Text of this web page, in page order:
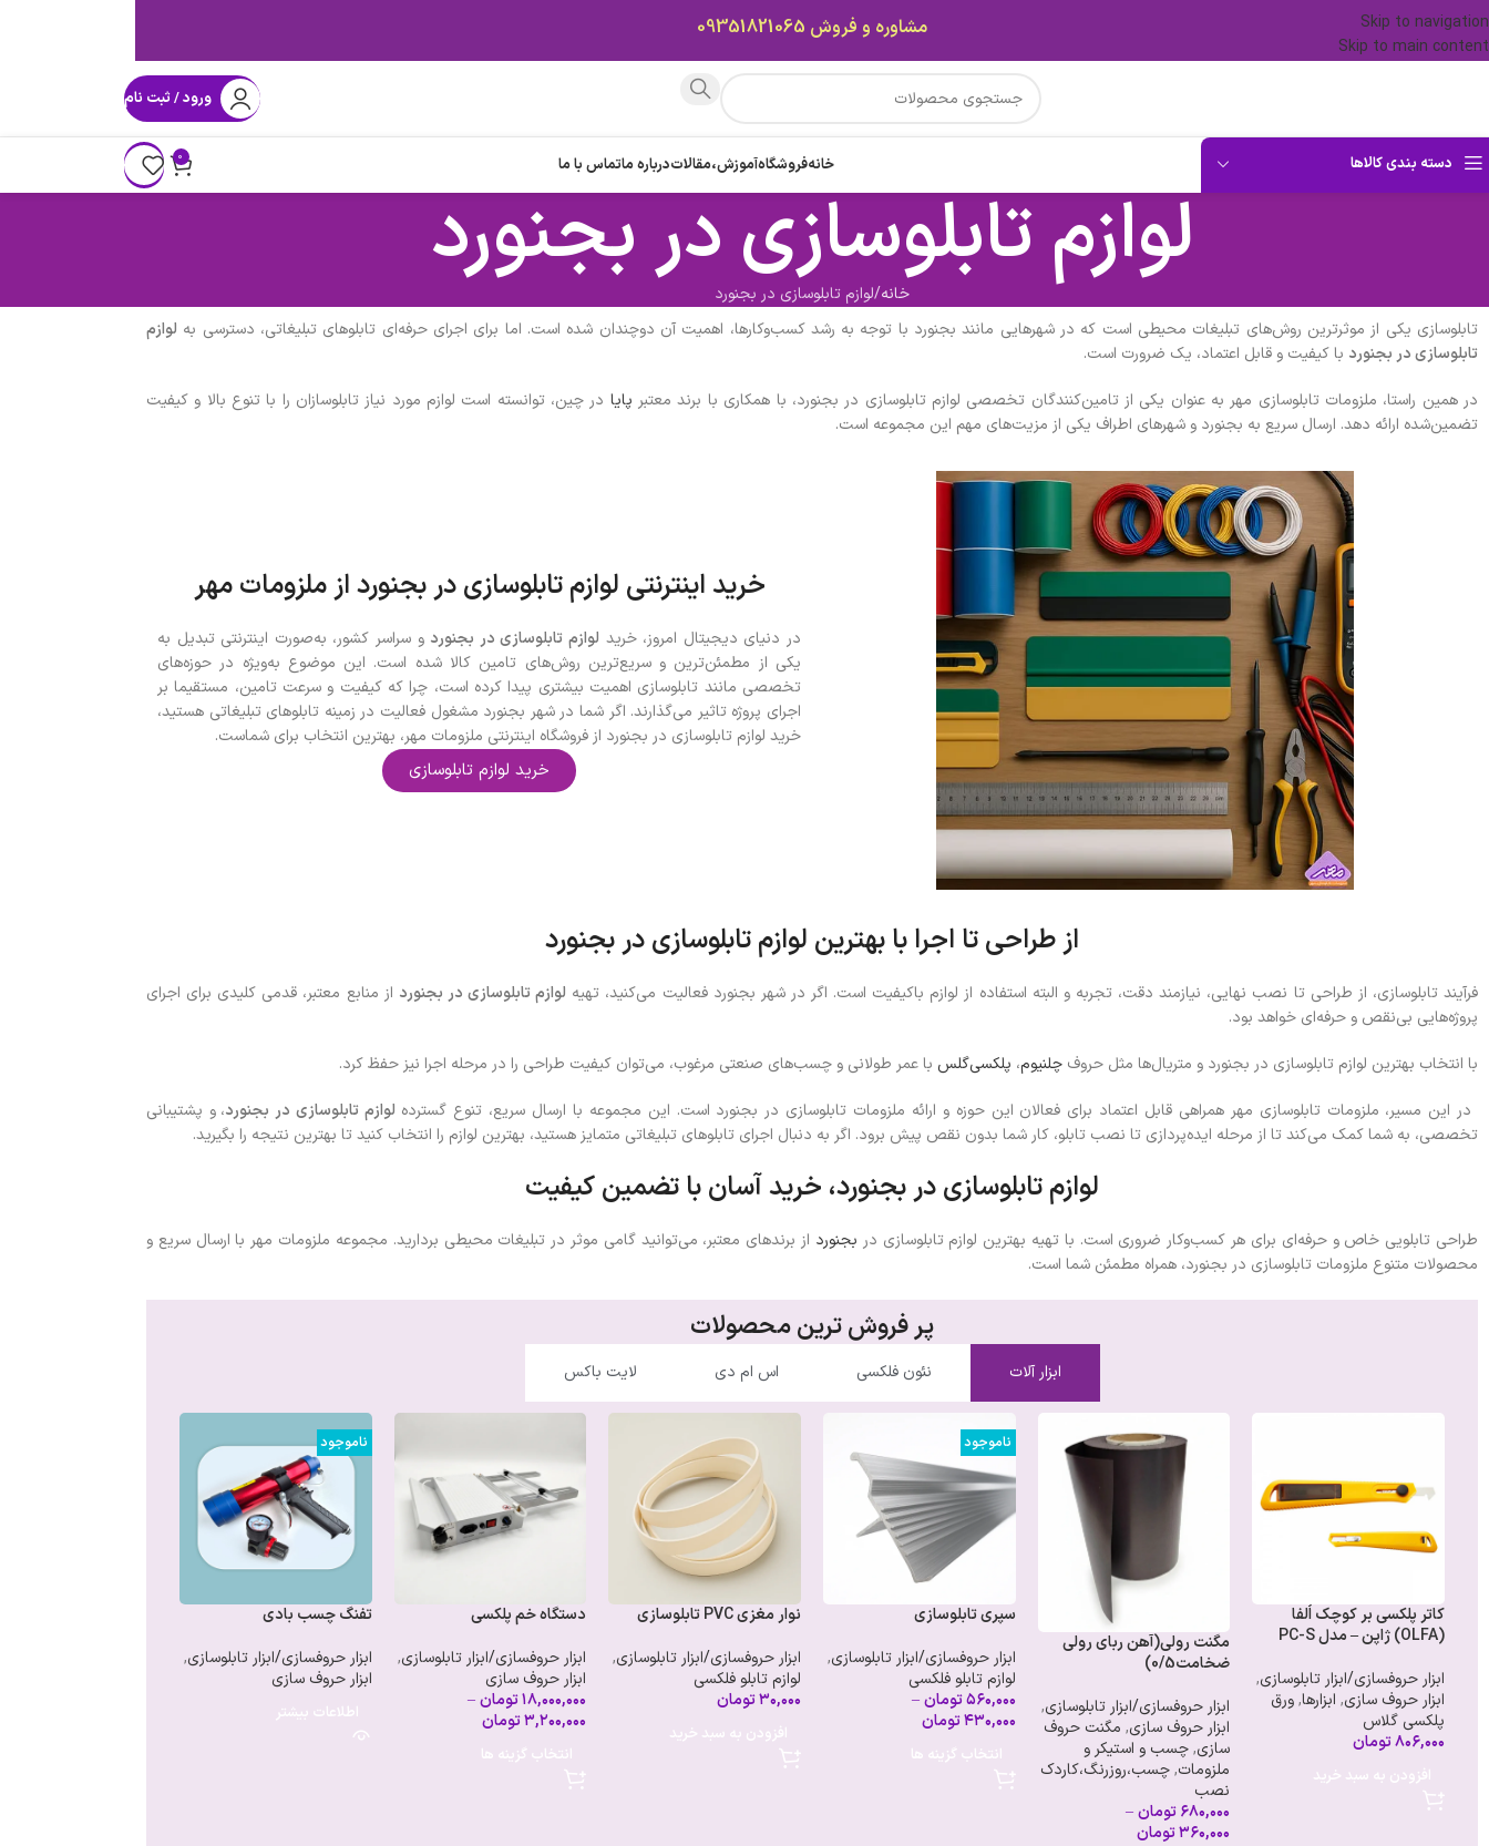
Skip to navigation
Skip to main content
ورود / ثبت نام
دسته بندی کالاها خانهفروشگاهآموزش،مقالاتدرباره ماتماس با ما 0
لوازم تابلوسازی در بجنورد
خانه لوازم تابلوسازی در بجنورد
تابلوسازی یکی از موثرترین روش‌های تبلیغات محیطی است که در شهرهایی مانند بجنورد با توجه به رشد کسب‌وکارها، اهمیت آن دوچندان شده است. اما برای اجرای حرفه‌ای تابلوهای تبلیغاتی، دسترسی به لوازم
تابلوسازی در بجنورد با کیفیت و قابل اعتماد، یک ضرورت است.
در همین راستا، ملزومات تابلوسازی مهر به عنوان یکی از تامین‌کنندگان تخصصی لوازم تابلوسازی در بجنورد، با همکاری با برند معتبر پایا در چین، توانسته است لوازم مورد نیاز تابلوسازان را با تنوع بالا و کیفیت
تضمین‌شده ارائه دهد. ارسال سریع به بجنورد و شهرهای اطراف یکی از مزیت‌های مهم این مجموعه است.
خرید اینترنتی لوازم تابلوسازی در بجنورد از ملزومات مهر
در دنیای دیجیتال امروز، خرید لوازم تابلوسازی در بجنورد و سراسر کشور، به‌صورت اینترنتی تبدیل به
یکی از مطمئن‌ترین و سریع‌ترین روش‌های تامین کالا شده است. این موضوع به‌ویژه در حوزه‌های
تخصصی مانند تابلوسازی اهمیت بیشتری پیدا کرده است، چرا که کیفیت و سرعت تامین، مستقیما بر
اجرای پروژه تاثیر می‌گذارند. اگر شما در شهر بجنورد مشغول فعالیت در زمینه تابلوهای تبلیغاتی هستید،
خرید لوازم تابلوسازی در بجنورد از فروشگاه اینترنتی ملزومات مهر، بهترین انتخاب برای شماست.
خرید لوازم تابلوسازی
از طراحی تا اجرا با بهترین لوازم تابلوسازی در بجنورد
فرآیند تابلوسازی، از طراحی تا نصب نهایی، نیازمند دقت، تجربه و البته استفاده از لوازم باکیفیت است. اگر در شهر بجنورد فعالیت می‌کنید، تهیه لوازم تابلوسازی در بجنورد از منابع معتبر، قدمی کلیدی برای اجرای
پروژه‌هایی بی‌نقص و حرفه‌ای خواهد بود.
با انتخاب بهترین لوازم تابلوسازی در بجنورد و متریال‌ها مثل حروف چلنیوم، پلکسی‌گلس با عمر طولانی و چسب‌های صنعتی مرغوب، می‌توان کیفیت طراحی را در مرحله اجرا نیز حفظ کرد.
در این مسیر، ملزومات تابلوسازی مهر همراهی قابل اعتماد برای فعالان این حوزه و ارائه ملزومات تابلوسازی در بجنورد است. این مجموعه با ارسال سریع، تنوع گسترده لوازم تابلوسازی در بجنورد، و پشتیبانی
تخصصی، به شما کمک می‌کند تا از مرحله ایده‌پردازی تا نصب تابلو، کار شما بدون نقص پیش برود. اگر به دنبال اجرای تابلوهای تبلیغاتی متمایز هستید، بهترین لوازم را انتخاب کنید تا بهترین نتیجه را بگیرید.
لوازم تابلوسازی در بجنورد، خرید آسان با تضمین کیفیت
طراحی تابلویی خاص و حرفه‌ای برای هر کسب‌وکار ضروری است. با تهیه بهترین لوازم تابلوسازی در بجنورد از برندهای معتبر، می‌توانید گامی موثر در تبلیغات محیطی بردارید. مجموعه ملزومات مهر با ارسال سریع و
محصولات متنوع ملزومات تابلوسازی در بجنورد، همراه مطمئن شما است.
پر فروش ترین محصولات
ابزار آلات نئون فلکسی اس ام دی لایت باکس
کاتر پلکسی بر کوچک اُلفا
(OLFA) ژاپن – مدل PC-S
ابزار حروفسازی/ابزار تابلوسازی,
ابزار حروف سازی, ابزارها,ورق
پلکسی گلاس
۸۰۶,۰۰۰تومان
افزودن به سبد خرید
مگنت رولی(آهن ربای رولی
ضخامت0/5)
ابزار حروفسازی/ابزار تابلوسازی,
ابزار حروف سازی, مگنت حروف
سازی,چسب و استیکر و
ملزومات,چسب،روزرنگ،کاردک
نصب
۶۸۰,۰۰۰تومان –
۳۶۰,۰۰۰تومان
ناموجود
سپری تابلوسازی
ابزار حروفسازی/ابزار تابلوسازی,
لوازم تابلو فلکسی
۵۶۰,۰۰۰تومان –
۴۳۰,۰۰۰تومان
انتخاب گزینه ها
نوار مغزی PVC تابلوسازی
ابزار حروفسازی/ابزار تابلوسازی,
لوازم تابلو فلکسی
۳۰,۰۰۰تومان
افزودن به سبد خرید
دستگاه خم پلکسی
ابزار حروفسازی/ابزار تابلوسازی,
ابزار حروف سازی
۱۸,۰۰۰,۰۰۰تومان –
۳,۲۰۰,۰۰۰تومان
انتخاب گزینه ها
ناموجود
تفنگ چسب بادی
ابزار حروفسازی/ابزار تابلوسازی,
ابزار حروف سازی
اطلاعات بیشتر
مشاوره و فروش 09351821065